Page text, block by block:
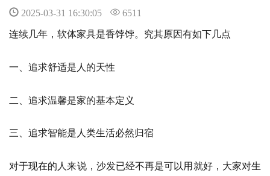
2025-03-31 16:30:05 6511
连续几年，软体家具是香饽饽。究其原因有如下几点
一、追求舒适是人的天性
二、追求温馨是家的基本定义
三、追求智能是人类生活必然归宿
对于现在的人来说，沙发已经不再是可以用就好，大家对生